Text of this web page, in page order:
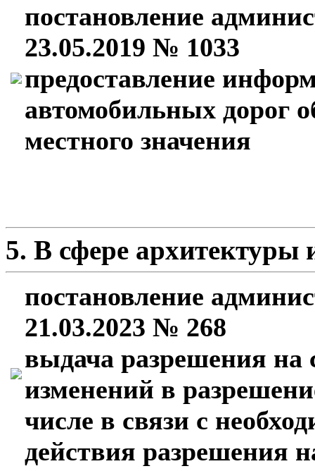
постановление
23.05.2019 № 1033
предоставление
автомобильных дорог
местного значения
5. В сфере архитектуры
постановление
21.03.2023 № 268
выдача разрешения на
изменений в
числе в связи с
действия разрешения